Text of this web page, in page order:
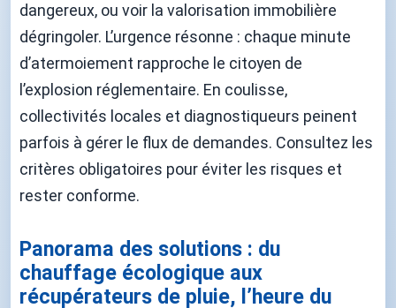
dangereux, ou voir la valorisation immobilière
dégringoler. L’urgence résonne : chaque minute
d’atermoiement rapproche le citoyen de
l’explosion réglementaire. En coulisse,
collectivités locales et diagnostiqueurs peinent
parfois à gérer le flux de demandes. Consultez les
critères obligatoires pour éviter les risques et
rester conforme.
Panorama des solutions : du
chauffage écologique aux
récupérateurs de pluie, l’heure du